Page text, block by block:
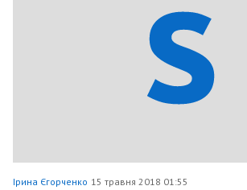
Ірина Єгорченко 15 травня 2018 01:55